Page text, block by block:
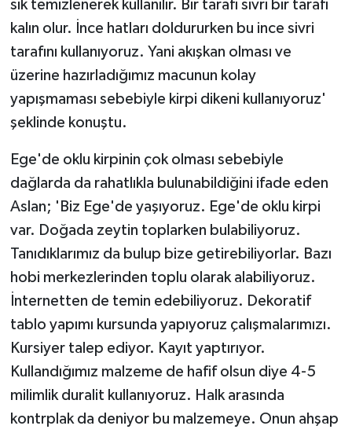
sık temizlenerek kullanılır. Bir tarafı sivri bir tarafı
kalın olur. İnce hatları doldururken bu ince sivri
tarafını kullanıyoruz. Yani akışkan olması ve
üzerine hazırladığımız macunun kolay
yapışmaması sebebiyle kirpi dikeni kullanıyoruz'
şeklinde konuştu.
Ege'de oklu kirpinin çok olması sebebiyle
dağlarda da rahatlıkla bulunabildiğini ifade eden
Aslan; 'Biz Ege'de yaşıyoruz. Ege'de oklu kirpi
var. Doğada zeytin toplarken bulabiliyoruz.
Tanıdıklarımız da bulup bize getirebiliyorlar. Bazı
hobi merkezlerinden toplu olarak alabiliyoruz.
İnternetten de temin edebiliyoruz. Dekoratif
tablo yapımı kursunda yapıyoruz çalışmalarımızı.
Kursiyer talep ediyor. Kayıt yaptırıyor.
Kullandığımız malzeme de hafif olsun diye 4-5
milimlik duralit kullanıyoruz. Halk arasında
kontrplak da deniyor bu malzemeye. Onun ahşap